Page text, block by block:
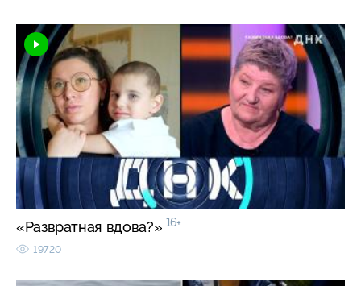
«Развратная вдова?» 16+
19720